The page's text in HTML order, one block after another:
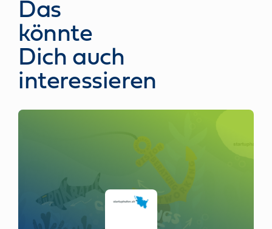
Das
könnte
Dich auch
interessieren